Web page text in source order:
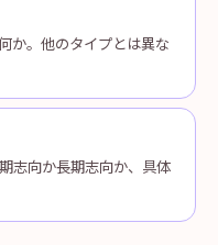
か。他のタイプとは異な
志向か長期志向か、具体